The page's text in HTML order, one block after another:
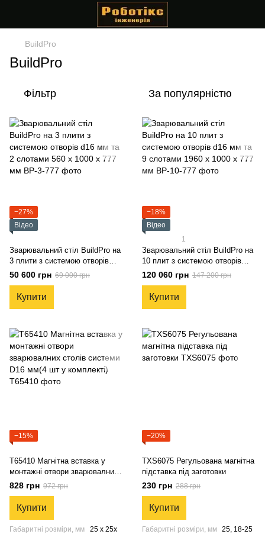
BuildPro
BuildPro
Фільтр За популярністю
−27%
Відео
Зварювальний стіл BuildPro на
3 плити з системою отворів
d16 мм та 2 слотами 560 х
1000 х 777 мм
50 600 грн 69 000 грн
Купити
−18%
Відео
1
Зварювальний стіл BuildPro на
10 плит з системою отворів
d16 мм та 9 слотами 1960 х
1000 х 777 мм
120 060 грн 147 200 грн
Купити
−15%
T65410 Магнітна вставка у
монтажні отвори зварювалних
столів системи D16 мм(4 шт у
комплeкті)
828 грн 972 грн
Купити
Габаритні розміри, мм
25 x 25x
−20%
TXS6075 Регульована магнітна
підставка під заготовки
230 грн 288 грн
Купити
Габаритні розміри, мм 25, 18-25